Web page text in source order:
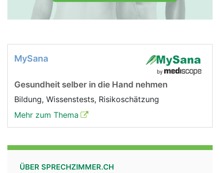
MySana
Gesundheit selber in die Hand nehmen
Bildung, Wissenstests, Risikoschätzung
Mehr zum Thema
ÜBER SPRECHZIMMER.CH